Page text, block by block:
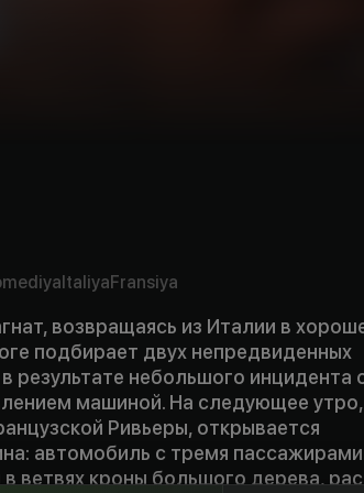
ItaliyaFransiya
возвращаясь из Италии в
подбирает двух непредвиденных
результате небольшого инцидента
машиной. На следующее
Ривьеры, открывается
автомобиль с тремя пассажирами
ветвях кроны большого дерева,